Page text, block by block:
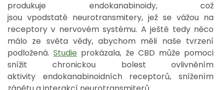
produkuje endokanabinoidy, což
jsou vpodstatě neurotransmitery, jež se vážou na
receptory v nervovém systému. A ještě tedy něco
málo ze světa vědy, abychom měli naše tvrzení
podložená.Studie prokázala, že CBD může pomoci
snížit chronickou bolest ovlivněním
aktivity endokanabinoidníchreceptorů, snížením